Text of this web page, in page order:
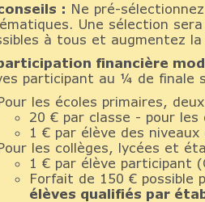
: Ne pré-
Une sélection
à tous et augmentez
financière
participant au ¼ de finale
les écoles primaires,
20 € par classe - pour les
1 € par élève des
les collèges, lycées et
1 € par élève participant
Forfait de 150 € possible
élèves qualifiés par